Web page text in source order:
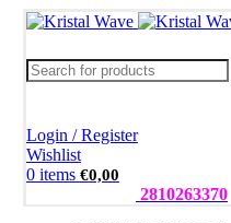
Login / Register
Wishlist
0 items €0,00
2810263370